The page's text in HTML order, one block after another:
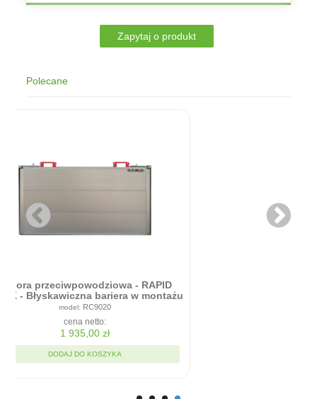
Polecane
przeciwpowodziowa - RAPID
- Błyskawiczna bariera w montażu
90cm x 20cm
RC9020
cena netto:
1 935,00 zł
DODAJ DO KOSZYKA